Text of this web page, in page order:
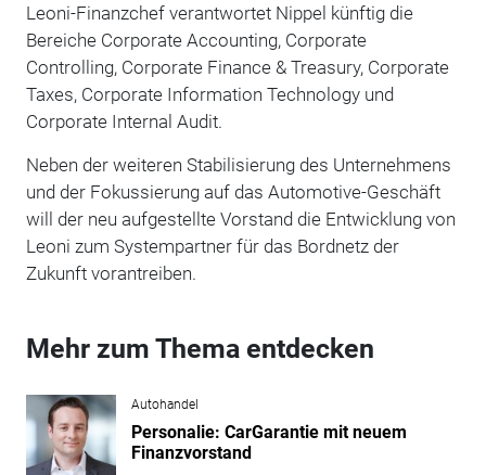
Leoni-Finanzchef verantwortet Nippel künftig die
Bereiche Corporate Accounting, Corporate
Controlling, Corporate Finance & Treasury, Corporate
Taxes, Corporate Information Technology und
Corporate Internal Audit.
Neben der weiteren Stabilisierung des Unternehmens
und der Fokussierung auf das Automotive-Geschäft
will der neu aufgestellte Vorstand die Entwicklung von
Leoni zum Systempartner für das Bordnetz der
Zukunft vorantreiben.
Mehr zum Thema entdecken
Autohandel
Personalie: CarGarantie mit neuem
Finanzvorstand